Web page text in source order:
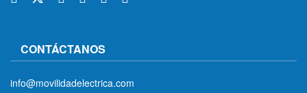
CONTÁCTANOS
info@movilidadelectrica.com